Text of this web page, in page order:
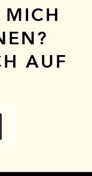
AUF